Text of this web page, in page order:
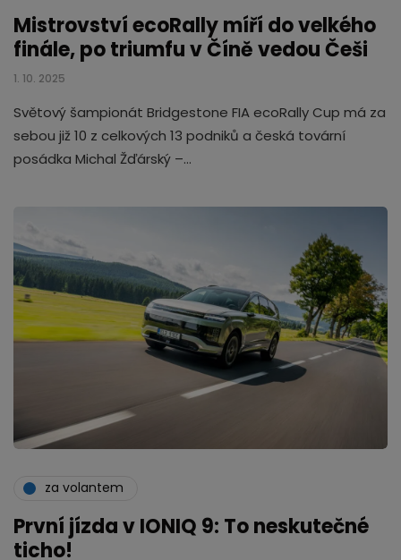
Mistrovství ecoRally míří do velkého
finále, po triumfu v Číně vedou Češi
1. 10. 2025
Světový šampionát Bridgestone FIA ecoRally Cup má za
sebou již 10 z celkových 13 podniků a česká tovární
posádka Michal Žďárský –…
za volantem
První jízda v IONIQ 9: To neskutečné
ticho!